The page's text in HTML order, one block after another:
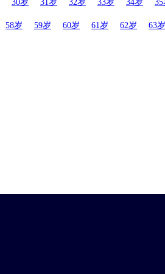
30岁 31岁 32岁 33岁 34岁 35
58岁 59岁 60岁 61岁 62岁 63岁